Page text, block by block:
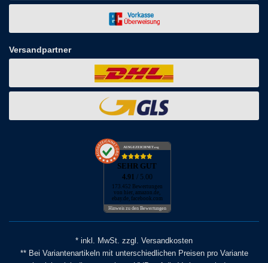
Versandpartner
AUSGEZEICHNET.org
SEHR GUT
4.91 / 5.00
173.452 Bewertungen
von hier, amazon.de,
ebay.de, facebook.com
Hinweis zu den Bewertungen
* inkl. MwSt. zzgl. Versandkosten
** Bei Variantenartikeln mit unterschiedlichen Preisen pro Variante